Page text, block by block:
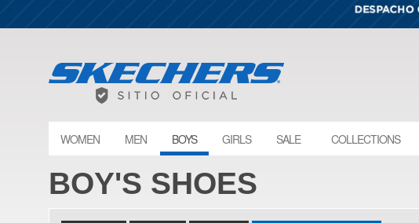
WOMEN MEN BOYS GIRLS SALE COLLECTIONS
BOY'S SHOES